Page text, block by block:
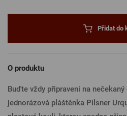
PŘIHLÁSIT PŘES
Přidat do
O produktu
Buďte vždy připraveni na
jednorázová pláštěnka Pilsner